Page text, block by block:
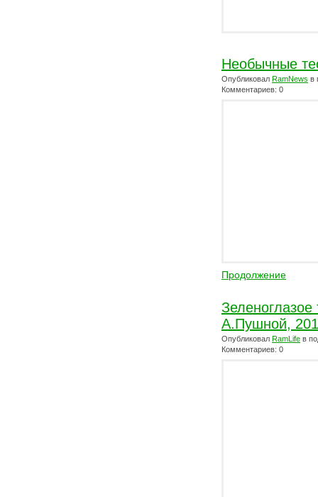
Необычные
Опубликовал RamNews в
Комментариев: 0
Продолжение
А.Пушной,
Опубликовал RamLife в
Комментариев: 0